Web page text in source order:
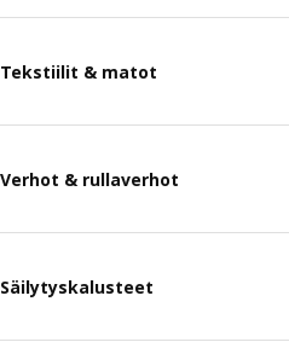
Tekstiilit & matot
Verhot & rullaverhot
Säilytyskalusteet